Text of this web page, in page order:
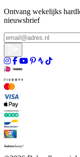
Ontvang wekelijks
nieuwsbrief